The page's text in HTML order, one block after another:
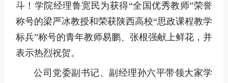
斗！学院经理鲁宽民为获得“全国优秀教师”荣誉
称号的梁严冰教授和荣获陕西高校“思政课程教学
标兵”称号的青年教师易鹏、张根强献上鲜花，并
表示热烈祝贺。
公司党委副书记、副经理孙六平带领大家学